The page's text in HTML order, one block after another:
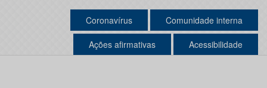
Coronavírus Comunidade interna
Ações afirmativas Acessibilidade